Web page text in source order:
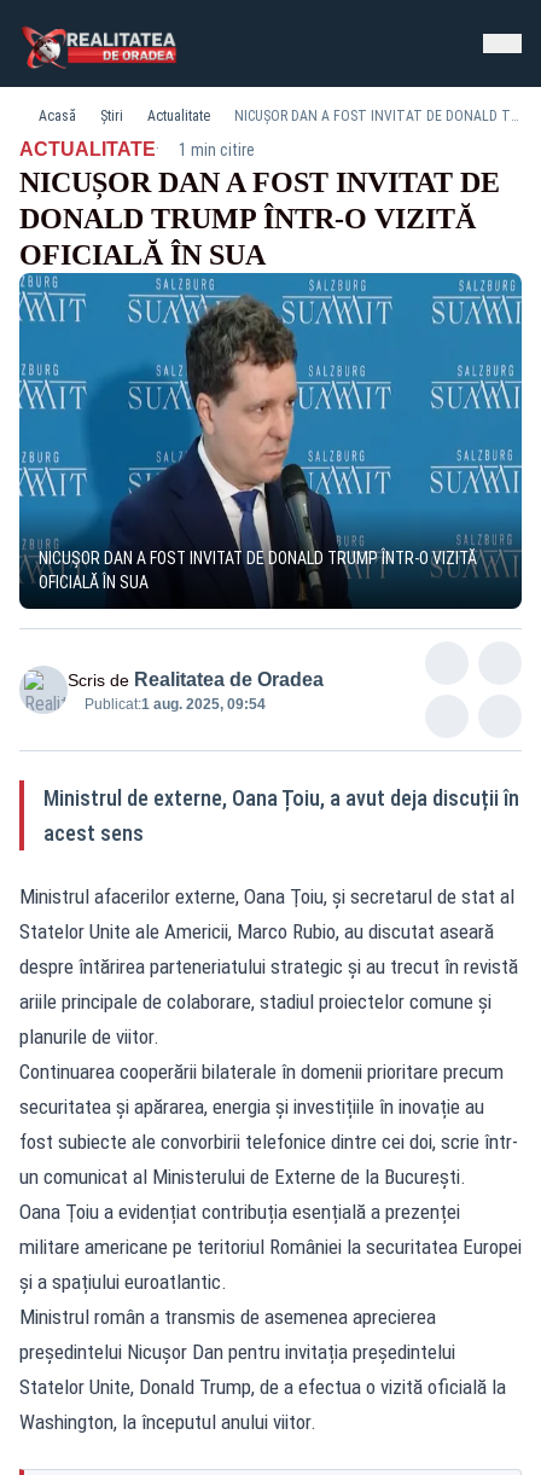
Acasă Știri Actualitate NICUȘOR DAN A FOST INVITAT DE DONALD TRUMP ÎNTR-O VIZITĂ OFICIALĂ ÎN SUA
ACTUALITATE· 1 min citire
NICUȘOR DAN A FOST INVITAT DE
DONALD TRUMP ÎNTR-O VIZITĂ
OFICIALĂ ÎN SUA
NICUȘOR DAN A FOST INVITAT DE DONALD TRUMP ÎNTR-O VIZITĂ
OFICIALĂ ÎN SUA
Scris de Realitatea de Oradea
Publicat:1 aug. 2025, 09:54
Ministrul de externe, Oana Țoiu, a avut deja discuții în
acest sens
Ministrul afacerilor externe, Oana Ţoiu, și secretarul de stat al
Statelor Unite ale Americii, Marco Rubio, au discutat aseară
despre întărirea parteneriatului strategic și au trecut în revistă
ariile principale de colaborare, stadiul proiectelor comune și
planurile de viitor.
Continuarea cooperării bilaterale în domenii prioritare precum
securitatea și apărarea, energia și investițiile în inovație au
fost subiecte ale convorbirii telefonice dintre cei doi, scrie într-
un comunicat al Ministerului de Externe de la București.
Oana Ţoiu a evidențiat contribuția esențială a prezenței
militare americane pe teritoriul României la securitatea Europei
și a spațiului euroatlantic.
Ministrul român a transmis de asemenea aprecierea
președintelui Nicușor Dan pentru invitația președintelui
Statelor Unite, Donald Trump, de a efectua o vizită oficială la
Washington, la începutul anului viitor.